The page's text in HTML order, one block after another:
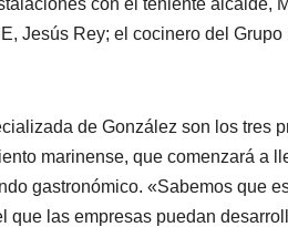
Jesús Rey; el cocinero del
de González son los tres
marinense, que comenzará a
gastronómico. «Sabemos que
las empresas puedan